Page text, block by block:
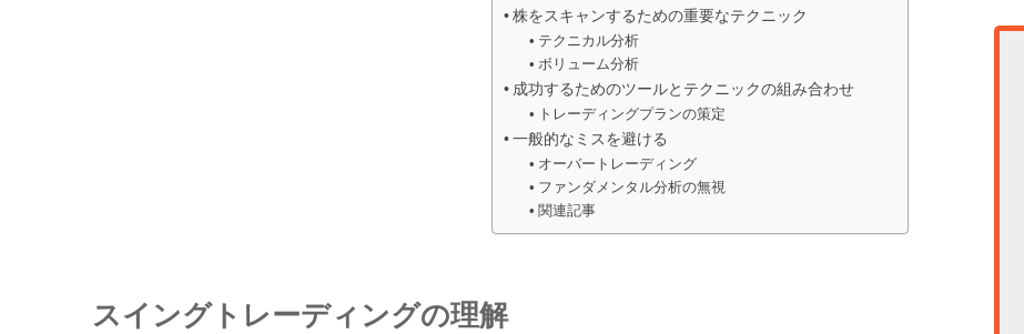
株をスキャンするための重要なテクニック
テクニカル分析
ボリューム分析
成功するためのツールとテクニックの組み合わせ
トレーディングプランの策定
一般的なミスを避ける
オーバートレーディング
ファンダメンタル分析の無視
関連記事
スイングトレーディングの理解